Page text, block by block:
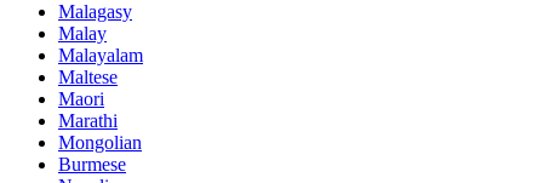
Malagasy
Malay
Malayalam
Maltese
Maori
Marathi
Mongolian
Burmese